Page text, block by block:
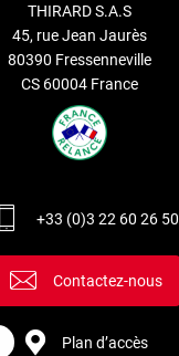
THIRARD S.A.S
45, rue Jean Jaurès
80390 Fressenneville
CS 60004 France
+33 (0)3 22 60 26 50
Contactez-nous
Plan d’accès